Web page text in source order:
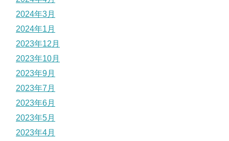
2024年3月
2024年1月
2023年12月
2023年10月
2023年9月
2023年7月
2023年6月
2023年5月
2023年4月